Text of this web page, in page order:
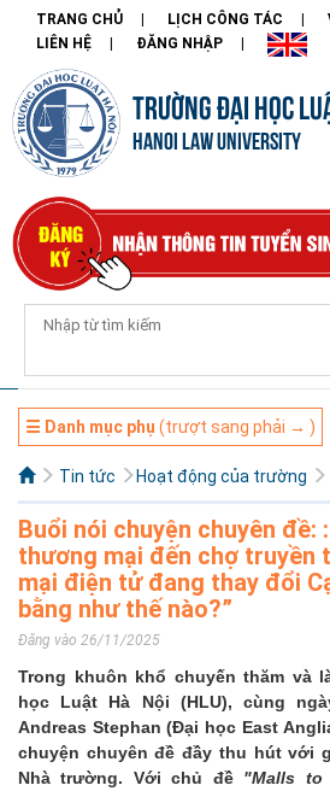
TRANG CHỦ LỊCH CÔNG TÁC
LIÊN HỆ
ĐĂNG NHẬP
TRƯỜNG ĐẠI HỌC
HANOI LAW UNIVERSITY
☰ Danh mục phụ (trượt sang phải → )
Tin tức Hoạt động của trường
Buổi nói chuyện chuyên đề:
thương mại đến chợ truyền
mại điện tử đang thay đổi
bằng như thế nào?”
Đăng vào 26/11/2025
Trong khuôn khổ chuyến thăm và
học Luật Hà Nội (HLU), cùng
Andreas Stephan (Đại học East
chuyện chuyên đề đầy thu hút với
Nhà trường. Với chủ đề "Malls to